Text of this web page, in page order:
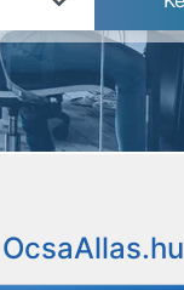
OcsaAllas.hu